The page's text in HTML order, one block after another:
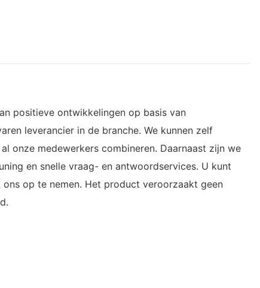
positieve ontwikkelingen op basis van
leverancier in de branche. We kunnen zelf
onze medewerkers combineren. Daarnaast zijn we
en snelle vraag- en antwoordservices. U kunt
op te nemen. Het product veroorzaakt geen